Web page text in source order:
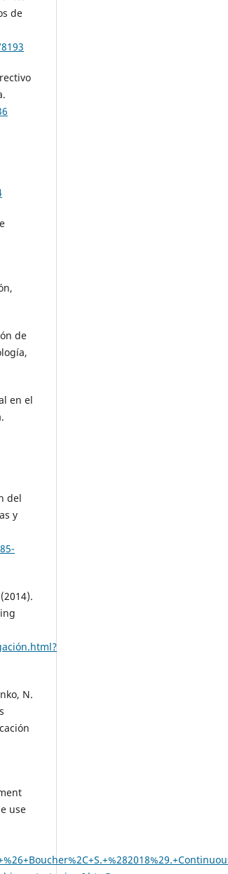
de
de
en el
del
y
N.
use